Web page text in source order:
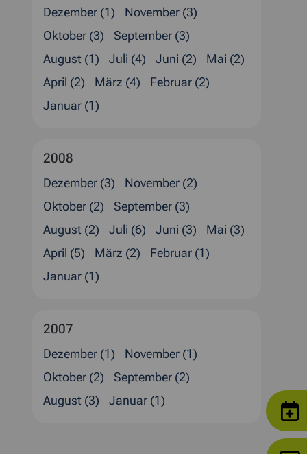
Dezember (1)
November (3)
Oktober (3)
September (3)
August (1)
Juli (4) Juni (2)
Mai (2)
April (2)
März (4)
Februar (2)
Januar (1)
2008
Dezember (3)
November (2)
Oktober (2)
September (3)
August (2)
Juli (6) Juni (3)
Mai (3)
April (5)
März (2)
Februar (1)
Januar (1)
2007
Dezember (1)
November (1)
Oktober (2)
September (2)
August (3)
Januar (1)